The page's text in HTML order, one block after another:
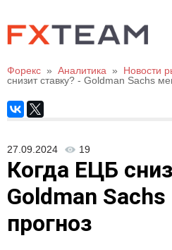
Форекс » Аналитика » Новости
снизит ставку? - Goldman Sachs
27.09.2024 19
Когда ЕЦБ
Goldman
прогноз